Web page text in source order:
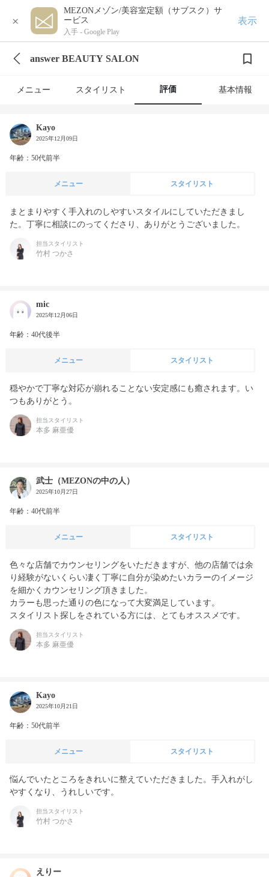
×
MEZONメゾン/美容室定額（サブスク）サ
ービス
入手 - Google Play
表示
answer BEAUTY SALON
メニュー スタイリスト 評価 基本情報
Kayo
2025年12月09日
年齢：50代前半
メニュー スタイリスト
まとまりやすく手入れのしやすいスタイルにしていただきまし
た。丁寧に相談にのってくださり、ありがとうございました。
担当スタイリスト
竹村 つかさ
mic
2025年12月06日
年齢：40代後半
メニュー スタイリスト
穏やかで丁寧な対応が崩れることない安定感にも癒されます。い
つもありがとう。
担当スタイリスト
本多 麻亜優
武士（MEZONの中の人）
2025年10月27日
年齢：40代前半
メニュー スタイリスト
色々な店舗でカウンセリングをいただきますが、他の店舗では余
り経験がないくらい凄く丁寧に自分が染めたいカラーのイメージ
を細かくカウンセリング頂きました。
カラーも思った通りの色になって大変満足しています。
スタイリスト探しをされている方には、とてもオススメです。
担当スタイリスト
本多 麻亜優
Kayo
2025年10月21日
年齢：50代前半
メニュー スタイリスト
悩んでいたところをきれいに整えていただきました。手入れがし
やすくなり、うれしいです。
担当スタイリスト
竹村 つかさ
えりー